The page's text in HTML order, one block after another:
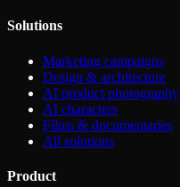
Solutions
Marketing campaigns
Design & architecture
AI product photography
AI characters
Films & documentaries
All solutions
Product